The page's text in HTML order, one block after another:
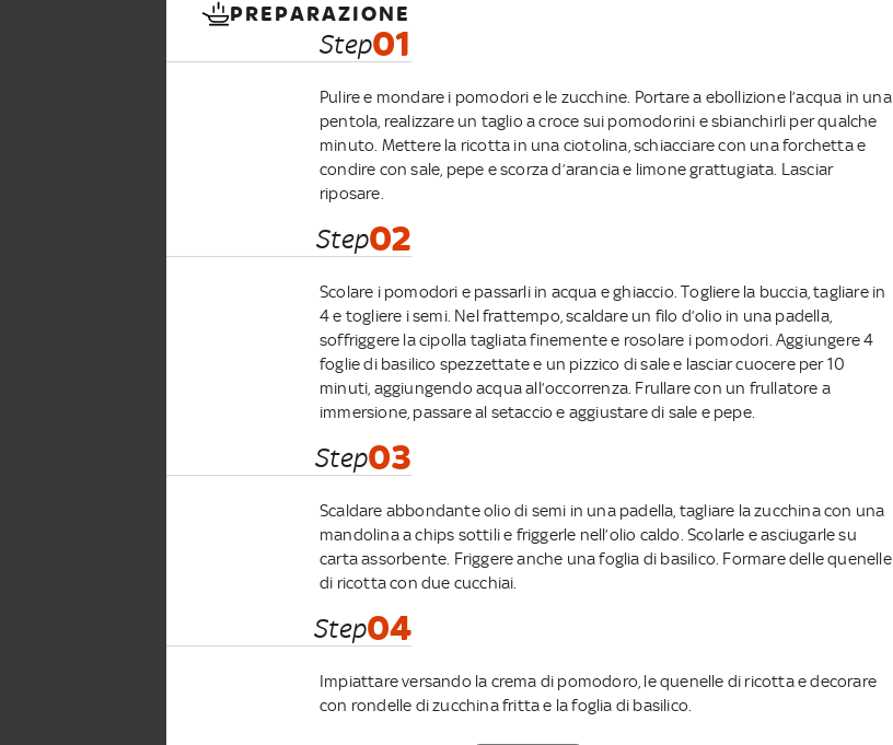
PREPARAZIONE
Step01
Pulire e mondare i pomodori e le zucchine. Portare a ebollizione l’acqua in una
pentola, realizzare un taglio a croce sui pomodorini e sbianchirli per qualche
minuto. Mettere la ricotta in una ciotolina, schiacciare con una forchetta e
condire con sale, pepe e scorza d’arancia e limone grattugiata. Lasciar
riposare.
Step02
Scolare i pomodori e passarli in acqua e ghiaccio. Togliere la buccia, tagliare in
4 e togliere i semi. Nel frattempo, scaldare un filo d’olio in una padella,
soffriggere la cipolla tagliata finemente e rosolare i pomodori. Aggiungere 4
foglie di basilico spezzettate e un pizzico di sale e lasciar cuocere per 10
minuti, aggiungendo acqua all’occorrenza. Frullare con un frullatore a
immersione, passare al setaccio e aggiustare di sale e pepe.
Step03
Scaldare abbondante olio di semi in una padella, tagliare la zucchina con una
mandolina a chips sottili e friggerle nell’olio caldo. Scolarle e asciugarle su
carta assorbente. Friggere anche una foglia di basilico. Formare delle quenelle
di ricotta con due cucchiai.
Step04
Impiattare versando la crema di pomodoro, le quenelle di ricotta e decorare
con rondelle di zucchina fritta e la foglia di basilico.